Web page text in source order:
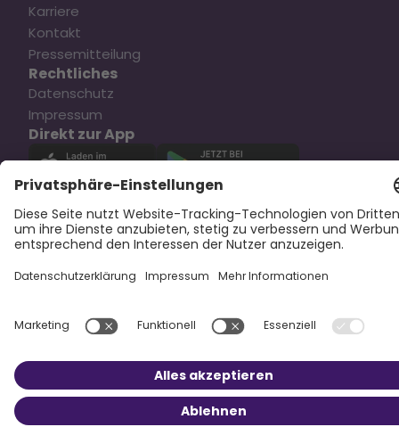
Karriere
Kontakt
Pressemitteilung
Rechtliches
Datenschutz
Impressum
Direkt zur App
Social Media